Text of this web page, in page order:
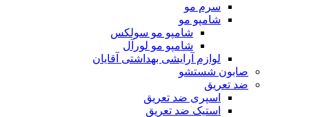
سرم مو
شامپو مو
شامپو مو سولکس
شامپو مو لورآل
لوازم آرایشی بهداشتی آقایان
صابون شستشو
ضد تعریق
اسپری ضد تعریق
استیک ضد تعریق